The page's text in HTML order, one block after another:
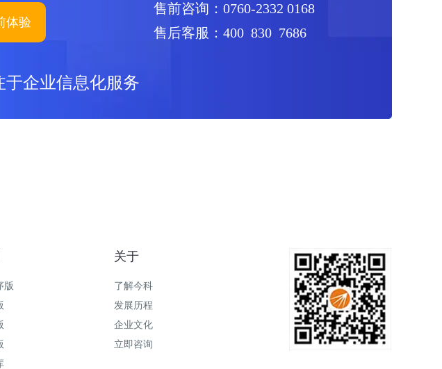
售前咨询：0760-2332 0168
售后客服：400 830 7686
于企业信息化服务
体验
版
关于
了解今科
发展历程
企业文化
立即咨询